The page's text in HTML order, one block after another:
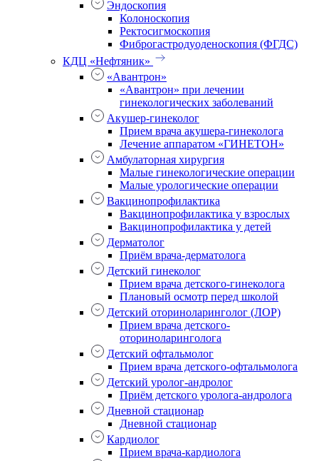
Эндоскопия
Колоноскопия
Ректосигмоскопия
Фиброгастродуоденоскопия (ФГДС)
КДЦ «Нефтяник»
«Авантрон»
«Авантрон» при лечении
гинекологических заболеваний
Акушер-гинеколог
Прием врача акушера-гинеколога
Лечение аппаратом «ГИНЕТОН»
Амбулаторная хирургия
Малые гинекологические операции
Малые урологические операции
Вакцинопрофилактика
Вакцинопрофилактика у взрослых
Вакцинопрофилактика у детей
Дерматолог
Приём врача-дерматолога
Детский гинеколог
Прием врача детского-гинеколога
Плановый осмотр перед школой
Детский оториноларинголог (ЛОР)
Прием врача детского-
оториноларинголога
Детский офтальмолог
Прием врача детского-офтальмолога
Детский уролог-андролог
Приём детского уролога-андролога
Дневной стационар
Дневной стационар
Кардиолог
Прием врача-кардиолога